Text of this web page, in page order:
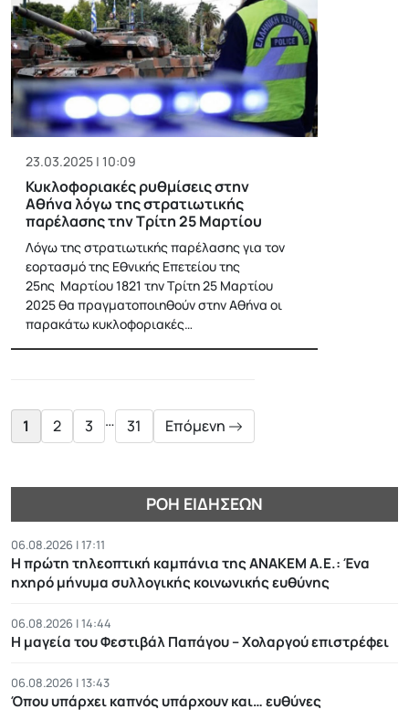
23.03.2025 | 10:09
Κυκλοφοριακές ρυθμίσεις στην
Αθήνα λόγω της στρατιωτικής
παρέλασης την Τρίτη 25 Μαρτίου
Λόγω της στρατιωτικής παρέλασης για τον
εορτασμό της Εθνικής Επετείου της
25ης Μαρτίου 1821 την Τρίτη 25 Μαρτίου
2025 θα πραγματοποιηθούν στην Αθήνα οι
παρακάτω κυκλοφοριακές…
1 2 3 … 31 Επόμενη
ΡΟΉ ΕΙΔΉΣΕΩΝ
06.08.2026 | 17:11
Η πρώτη τηλεοπτική καμπάνια της ΑΝΑΚΕΜ Α.Ε.: Ένα
ηχηρό μήνυμα συλλογικής κοινωνικής ευθύνης
06.08.2026 | 14:44
Η μαγεία του Φεστιβάλ Παπάγου – Χολαργού επιστρέφει
06.08.2026 | 13:43
Όπου υπάρχει καπνός υπάρχουν και… ευθύνες